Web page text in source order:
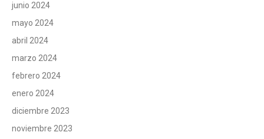
junio 2024
mayo 2024
abril 2024
marzo 2024
febrero 2024
enero 2024
diciembre 2023
noviembre 2023